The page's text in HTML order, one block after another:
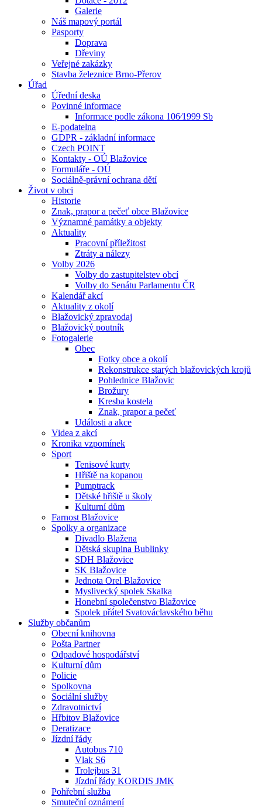
Galerie
Náš mapový portál
Pasporty
Doprava
Dřeviny
Veřejné zakázky
Stavba železnice Brno-Přerov
Úřad
Úřední deska
Povinné informace
Informace podle zákona 106⁄1999 Sb
E-podatelna
GDPR - základní informace
Czech POINT
Kontakty - OÚ Blažovice
Formuláře - OÚ
Sociálně-právní ochrana dětí
Život v obci
Historie
Znak, prapor a pečeť obce Blažovice
Významné památky a objekty
Aktuality
Pracovní příležitost
Ztráty a nálezy
Volby 2026
Volby do zastupitelstev obcí
Volby do Senátu Parlamentu ČR
Kalendář akcí
Aktuality z okolí
Blažovický zpravodaj
Blažovický poutník
Fotogalerie
Obec
Fotky obce a okolí
Rekonstrukce starých blažovických krojů
Pohlednice Blažovic
Brožury
Kresba kostela
Znak, prapor a pečeť
Události a akce
Videa z akcí
Kronika vzpomínek
Sport
Tenisové kurty
Hřiště na kopanou
Pumptrack
Dětské hřiště u školy
Kulturní dům
Farnost Blažovice
Spolky a organizace
Divadlo Blažena
Dětská skupina Bublinky
SDH Blažovice
SK Blažovice
Jednota Orel Blažovice
Myslivecký spolek Skalka
Honební společenstvo Blažovice
Spolek přátel Svatováclavského běhu
Služby občanům
Obecní knihovna
Pošta Partner
Odpadové hospodářství
Kulturní dům
Policie
Spolkovna
Sociální služby
Zdravotnictví
Hřbitov Blažovice
Deratizace
Jízdní řády
Autobus 710
Vlak S6
Trolejbus 31
Jízdní řády KORDIS JMK
Pohřební služba
Smuteční oznámení